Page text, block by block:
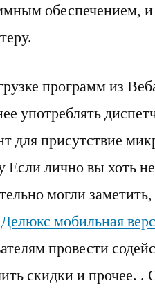
обеспечением,
программ из
употреблять
для присутствие
Если лично вы хоть
могли
мобильная
провести
скидки и прочее. .